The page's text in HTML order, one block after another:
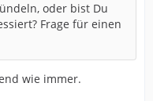
oder bist Du
Frage für einen
wie immer.